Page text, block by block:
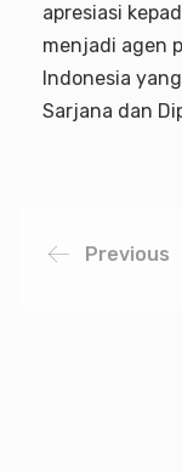
apresiasi
menjadi agen
Indonesia
Sarjana dan
Previous